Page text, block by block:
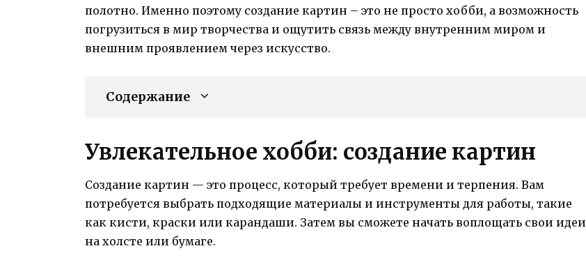
полотно. Именно поэтому создание картин – это не просто хобби, а возможность
погрузиться в мир творчества и ощутить связь между внутренним миром и
внешним проявлением через искусство.
Содержание
Увлекательное хобби: создание картин
Создание картин — это процесс, который требует времени и терпения. Вам
потребуется выбрать подходящие материалы и инструменты для работы, такие
как кисти, краски или карандаши. Затем вы сможете начать воплощать свои идеи
на холсте или бумаге.